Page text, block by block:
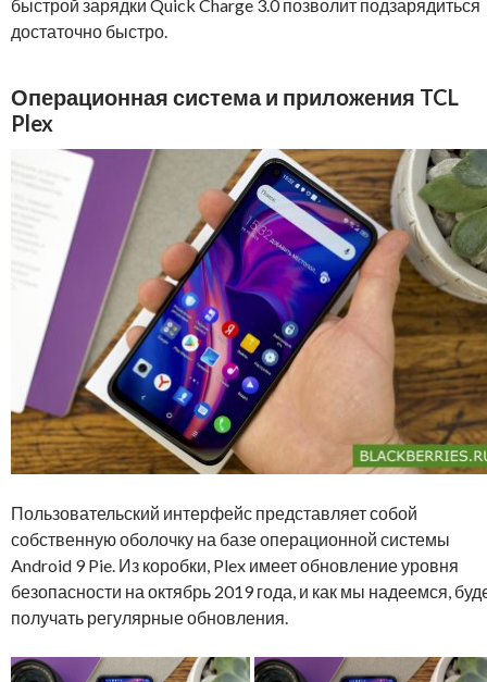
быстрой зарядки Quick Charge 3.0 позволит подзарядиться
достаточно быстро.
Операционная система и приложения TCL
Plex
Пользовательский интерфейс представляет собой
собственную оболочку на базе операционной системы
Android 9 Pie. Из коробки, Plex имеет обновление уровня
безопасности на октябрь 2019 года, и как мы надеемся,
получать регулярные обновления.